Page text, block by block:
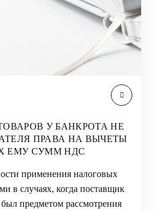
У БАНКРОТА НЕ
ПРАВА НА ВЫЧЕТЫ
ЕМУ СУММ НДС
применения налоговых
в случаях, когда поставщик
предметом рассмотрения